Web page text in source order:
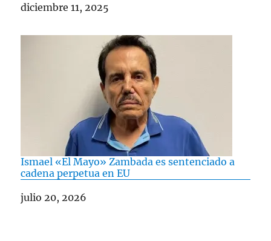
Fecha
diciembre 11, 2025
Ismael «El Mayo» Zambada es sentenciado a
cadena perpetua en EU
Fecha
julio 20, 2026